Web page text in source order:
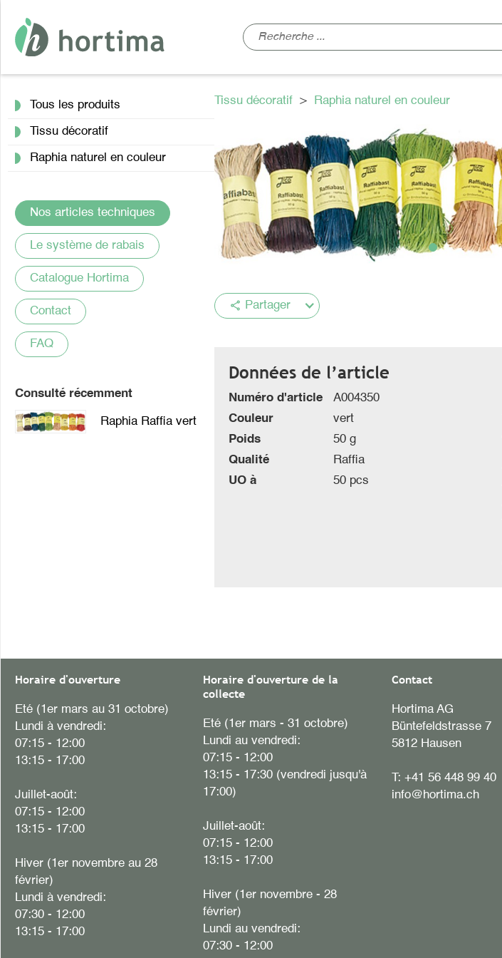
Tous les produits
Tissu décoratif
Raphia naturel en couleur
Nos articles techniques
Le système de rabais
Catalogue Hortima
Contact
FAQ
Consulté récemment
Raphia Raffia vert
Tissu décoratif > Raphia naturel en couleur
share Partager
Données de l’article
Numéro d'article
A004350
Couleur
vert
Poids
50 g
Qualité
Raffia
UO à
50 pcs
Horaire d'ouverture
Eté (1er mars au 31 octobre)
Lundi à vendredi:
07:15 - 12:00
13:15 - 17:00
Juillet-août:
07:15 - 12:00
13:15 - 17:00
Hiver (1er novembre au 28
février)
Lundi à vendredi:
07:30 - 12:00
13:15 - 17:00
Horaire d'ouverture de la
collecte
Eté (1er mars - 31 octobre)
Lundi au vendredi:
07:15 - 12:00
13:15 - 17:30 (vendredi jusqu'à
17:00)
Juillet-août:
07:15 - 12:00
13:15 - 17:00
Hiver (1er novembre - 28
février)
Lundi au vendredi:
07:30 - 12:00
Contact
Hortima AG
Büntefeldstrasse 7
5812 Hausen
T: +41 56 448 99 40
info@hortima.ch